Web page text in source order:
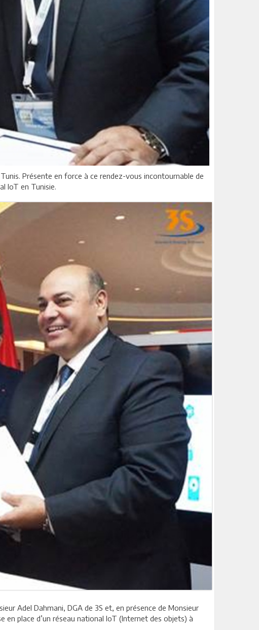
Présente en force à ce rendez-vous incontournable de
IoT en Tunisie.
Adel Dahmani, DGA de 3S et, en présence de Monsieur
en place d’un réseau national IoT (Internet des objets) à